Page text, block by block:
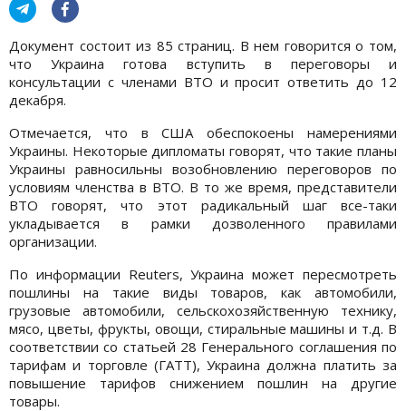
Документ состоит из 85 страниц. В нем говорится о том,
что Украина готова вступить в переговоры и
консультации с членами ВТО и просит ответить до 12
декабря.
Отмечается, что в США обеспокоены намерениями
Украины. Некоторые дипломаты говорят, что такие планы
Украины равносильны возобновлению переговоров по
условиям членства в ВТО. В то же время, представители
ВТО говорят, что этот радикальный шаг все-таки
укладывается в рамки дозволенного правилами
организации.
По информации Reuters, Украина может пересмотреть
пошлины на такие виды товаров, как автомобили,
грузовые автомобили, сельскохозяйственную технику,
мясо, цветы, фрукты, овощи, стиральные машины и т.д. В
соответствии со статьей 28 Генерального соглашения по
тарифам и торговле (ГАТТ), Украина должна платить за
повышение тарифов снижением пошлин на другие
товары.